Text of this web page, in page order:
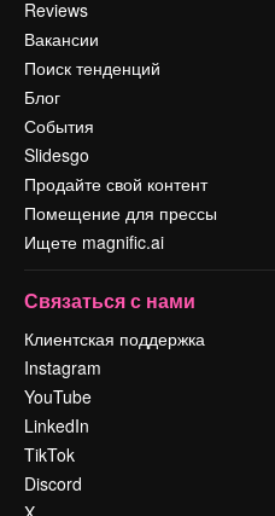
Reviews
Вакансии
Поиск тенденций
Блог
События
Slidesgo
Продайте свой контент
Помещение для прессы
Ищете magnific.ai
Связаться с нами
Клиентская поддержка
Instagram
YouTube
LinkedIn
TikTok
Discord